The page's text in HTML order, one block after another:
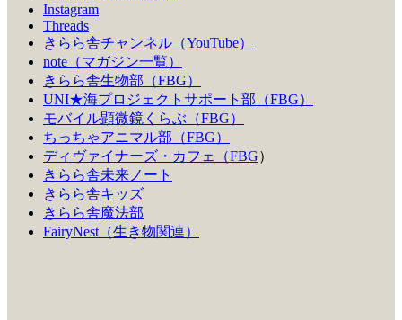
Instagram
Threads
きらら舎チャンネル（YouTube）
note（マガジン一覧）
きらら舎生物部（FBG）
UNI★海プロジェクトサポート部（FBG）
モバイル顕微鏡くらぶ（FBG）
ちっちゃアニマル部（FBG）
ディヴァイナーズ・カフェ（FBG）
きらら舎未来ノート
きらら舎キッズ
きらら舎魔法部
FairyNest（生き物関連）